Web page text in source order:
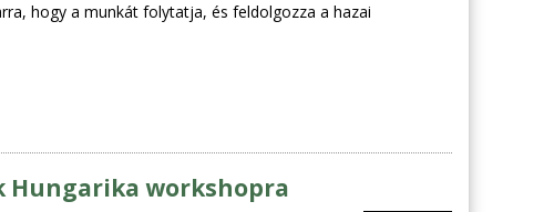
hogy a munkát folytatja, és feldolgozza a hazai
Hungarika workshopra